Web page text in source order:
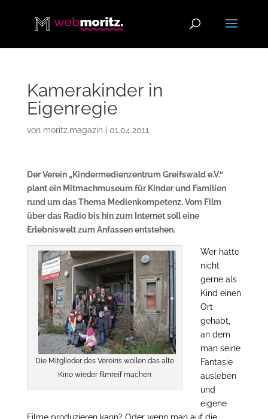
Kamerakinder in
Eigenregie
von moritz.magazin| 01.04.2011
Der Verein „Kindermedienzentrum Greifswald e.V.“
plant ein Mitmachmuseum für Kinder und Familien
rund um das Thema Medienkompetenz. Vom Film
über das Radio bis hin zum Internet soll eine
Erlebniswelt zum Anfassen entstehen.
Die Mitglieder des Vereins wollen das alte
Kino wieder filmreif machen
Wer hätte
nicht
gerne als
Kind einen
Ort
gehabt,
an dem
man seine
Fantasie
ausleben
und
eigene